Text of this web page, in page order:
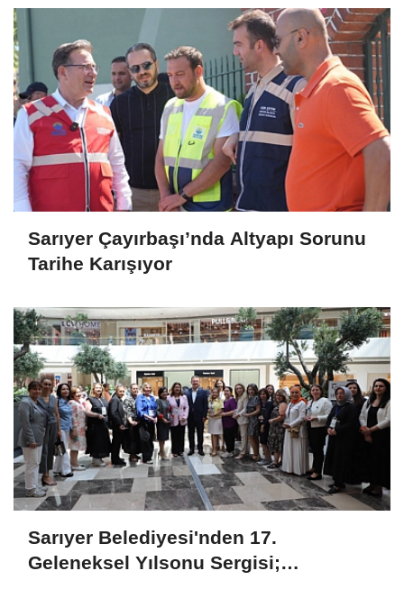
Sarıyer Çayırbaşı’nda Altyapı Sorunu
Tarihe Karışıyor
Sarıyer Belediyesi'nden 17.
Geleneksel Yılsonu Sergisi;